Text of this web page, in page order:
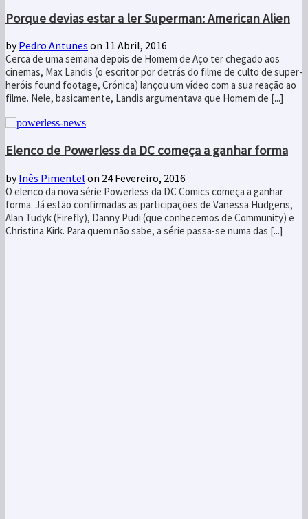
Porque devias estar a ler Superman: American Alien
byPedro Antunes on 11 Abril, 2016
Cerca de uma semana depois de Homem de Aço ter chegado aos
cinemas, Max Landis (o escritor por detrás do filme de culto de super-
heróis found footage, Crónica) lançou um vídeo com a sua reação ao
filme. Nele, basicamente, Landis argumentava que Homem de [...]
Elenco de Powerless da DC começa a ganhar forma
byInês Pimentel on 24 Fevereiro, 2016
O elenco da nova série Powerless da DC Comics começa a ganhar
forma. Já estão confirmadas as participações de Vanessa Hudgens,
Alan Tudyk (Firefly), Danny Pudi (que conhecemos de Community) e
Christina Kirk. Para quem não sabe, a série passa-se numa das [...]